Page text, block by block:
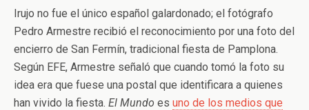
Irujo no fue el único español galardonado; el fotógrafo
Pedro Armestre recibió el reconocimiento por una foto del
encierro de San Fermín, tradicional fiesta de Pamplona.
Según EFE, Armestre señaló que cuando tomó la foto su
idea era que fuese una postal que identificara a quienes
han vivido la fiesta. El Mundo es uno de los medios que